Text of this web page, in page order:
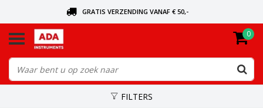
GRATIS VERZENDING VANAF € 50,-
VANDAAG BESTELD, VANDAAG VERZONDEN
0
FILTERS